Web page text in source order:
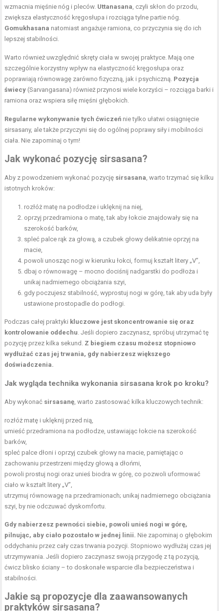
wzmacnia mięśnie nóg i pleców. Uttanasana, czyli skłon do przodu,
zwiększa elastyczność kręgosłupa i rozciąga tylne partie nóg.
Gomukhasana natomiast angażuje ramiona, co przyczynia się do ich
lepszej stabilności.
Warto również uwzględnić skręty ciała w swojej praktyce. Mają one
szczególnie korzystny wpływ na elastyczność kręgosłupa oraz
poprawiają równowagę zarówno fizyczną, jak i psychiczną. Pozycja
świecy (Sarvangasana) również przynosi wiele korzyści – rozciąga barki i
ramiona oraz wspiera siłę mięśni głębokich.
Regularne wykonywanie tych ćwiczeń nie tylko ułatwi osiągnięcie
sirsasany, ale także przyczyni się do ogólnej poprawy siły i mobilności
ciała. Nie zapominaj o tym!
Jak wykonać pozycję sirsasana?
Aby z powodzeniem wykonać pozycję sirsasana, warto trzymać się kilku
istotnych kroków:
rozłóż matę na podłodze i uklęknij na niej,
oprzyj przedramiona o matę, tak aby łokcie znajdowały się na
szerokość barków,
spleć palce rąk za głową, a czubek głowy delikatnie oprzyj na
macie,
powoli unosząc nogi w kierunku łokci, formuj kształt litery „V”,
dbaj o równowagę – mocno dociśnij nadgarstki do podłoża i
unikaj nadmiernego obciążania szyi,
gdy poczujesz stabilność, wyprostuj nogi w górę, tak aby uda były
ustawione prostopadle do podłogi.
Podczas całej praktyki kluczowe jest skoncentrowanie się oraz
kontrolowanie oddechu. Jeśli dopiero zaczynasz, spróbuj utrzymać tę
pozycję przez kilka sekund. Z biegiem czasu możesz stopniowo
wydłużać czas jej trwania, gdy nabierzesz większego
doświadczenia.
Jak wygląda technika wykonania sirsasana krok po kroku?
Aby wykonać sirsasanę, warto zastosować kilka kluczowych technik:
rozłóż matę i uklęknij przed nią,
umieść przedramiona na podłodze, ustawiając łokcie na szerokość
barków,
spleć palce dłoni i oprzyj czubek głowy na macie, pamiętając o
zachowaniu przestrzeni między głową a dłońmi,
powoli prostuj nogi oraz unieś biodra w górę, co pozwoli uformować
ciało w kształt litery „V”,
utrzymuj równowagę na przedramionach; unikaj nadmiernego obciążania
szyi, by nie odczuwać dyskomfortu.
Gdy nabierzesz pewności siebie, powoli unieś nogi w górę,
pilnując, aby ciało pozostało w jednej linii. Nie zapominaj o głębokim
oddychaniu przez cały czas trwania pozycji. Stopniowo wydłużaj czas jej
utrzymywania. Jeśli dopiero zaczynasz swoją przygodę z tą pozycją,
ćwicz blisko ściany – to doskonałe wsparcie dla bezpieczeństwa i
stabilności.
Jakie są propozycje dla zaawansowanych
praktyków sirsasana?